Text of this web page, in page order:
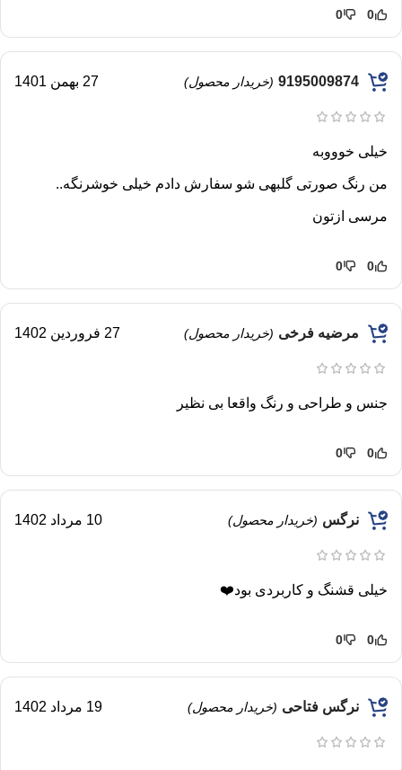
0
0
(خریدار محصول) 27 بهمن 1401
خیلی خوووبه
من رنگ صورتی گلبهی شو سفارش دادم خیلی خوشرنگه..
مرسی ازتون
0
0
مرضیه فرخی (خریدار محصول) 27 فروردین 1402
جنس و طراحی و رنگ واقعا بی نظیر
0
0
نرگس (خریدار محصول) 10 مرداد 1402
خیلی قشنگ و کاربردی بود❤️
0
0
نرگس فتاحی (خریدار محصول) 19 مرداد 1402